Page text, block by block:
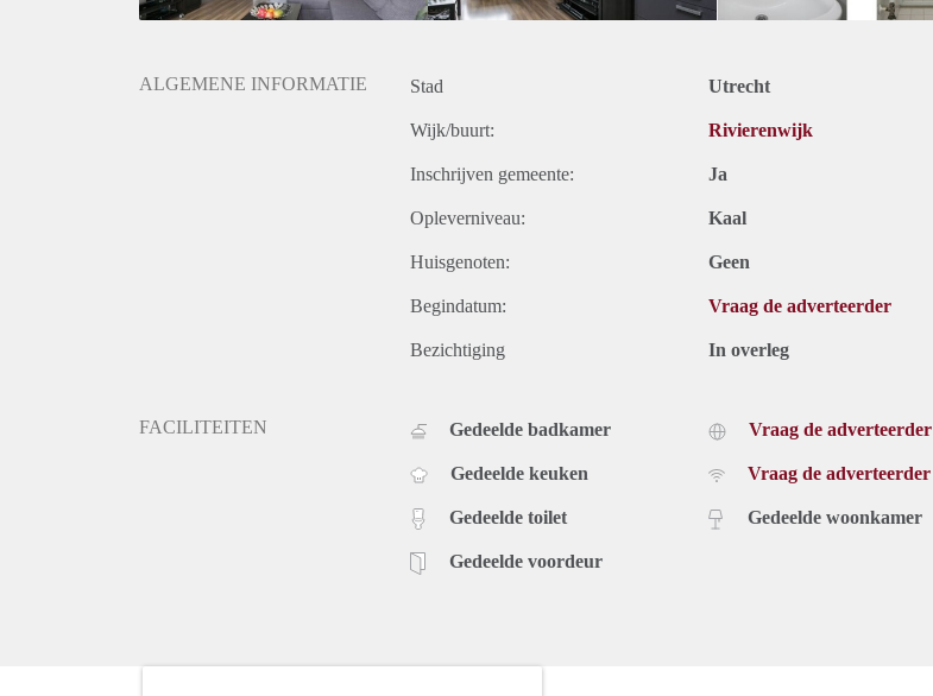
ALGEMENE INFORMATIE Stad Utrecht
Wijk/buurt: Rivierenwijk
Inschrijven gemeente: Ja
Opleverniveau: Kaal
Huisgenoten: Geen
Begindatum: Vraag de adverteerder
Bezichtiging In overleg
FACILITEITEN Gedeelde badkamer
Gedeelde keuken
Gedeelde toilet
Gedeelde voordeur
Vraag de adverteerder
Vraag de adverteerder
Gedeelde woonkamer